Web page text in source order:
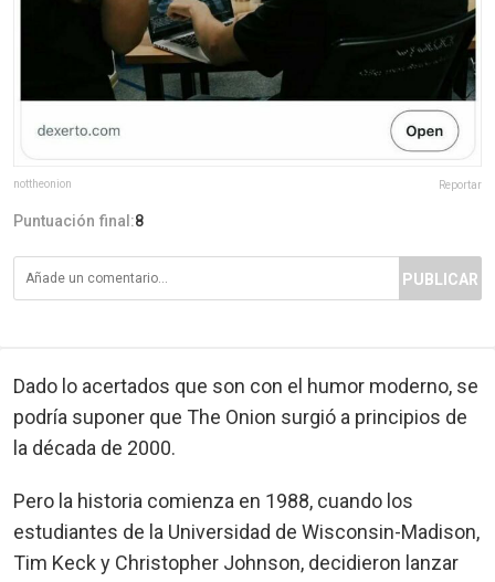
nottheonion Reportar
Puntuación final:8
PUBLICAR
Dado lo acertados que son con el humor moderno, se
podría suponer que The Onion surgió a principios de
la década de 2000.
Pero la historia comienza en 1988, cuando los
estudiantes de la Universidad de Wisconsin-Madison,
Tim Keck y Christopher Johnson, decidieron lanzar